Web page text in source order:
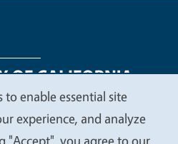
Statements
to enable essential site
experience, and analyze
"Accept", you agree to our